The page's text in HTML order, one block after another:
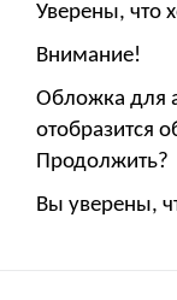
Уверены, что
Внимание!
Обложка для
отобразится
Продолжить?
Вы уверены,